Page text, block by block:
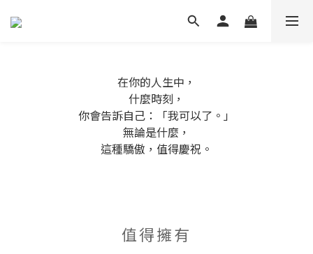
在你的人生中，
什麼時刻，
你會告訴自己：「我可以了。」
無論是什麼，
這種驕傲，值得慶祝。
值得擁有